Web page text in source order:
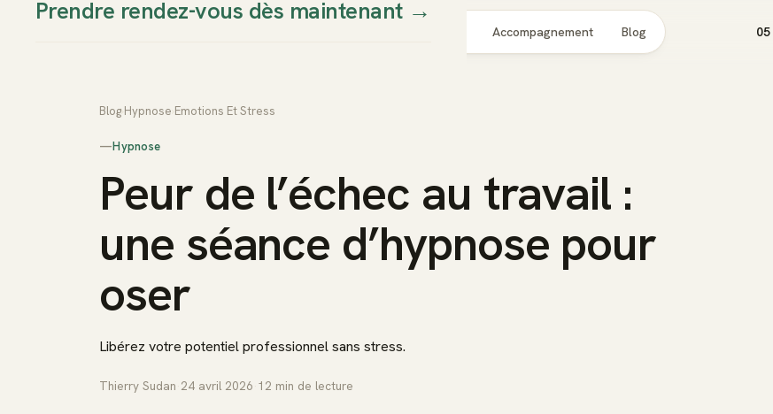
Accompagnement Blog
Prendre rendez-vous dès maintenant→
Blog Hypnose Emotions Et Stress
—Hypnose
Peur de l’échec au travail :
une séance d’hypnose pour
oser
Libérez votre potentiel professionnel sans stress.
Thierry Sudan 24 avril 2026 12 min de lecture